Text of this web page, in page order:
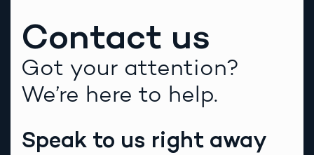
Contact us
Got your attention?
We’re here to help.
Speak to us right away